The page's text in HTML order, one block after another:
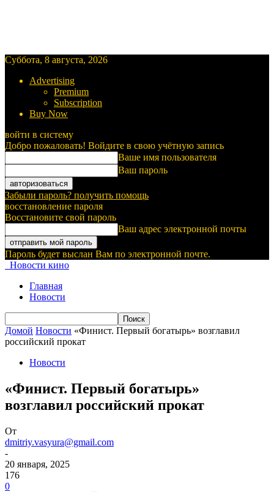
Суббота, 8 августа, 2026
Advertising
Premium
Subscription
Buy Now
войти в систему
Добро пожаловать! Войдите в свою учётную запись
Ваше имя пользователя
Ваш пароль
Забыли пароль? получить помощь
восстановление пароля
Восстановите свой пароль
Ваш адрес электронной почты
Пароль будет выслан Вам по электронной почте.
Новости кино
Главная
Новости
Домой Новости «Финист. Первый богатырь» возглавил
российский прокат
Новости
«Финист. Первый богатырь»
возглавил российский прокат
От
dmitriy.vasyura@gmail.com
-
20 января, 2025
176
0